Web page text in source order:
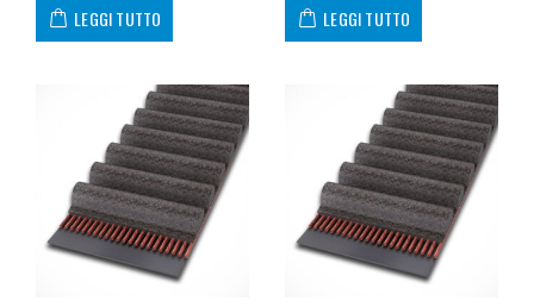
LEGGI TUTTO LEGGI TUTTO